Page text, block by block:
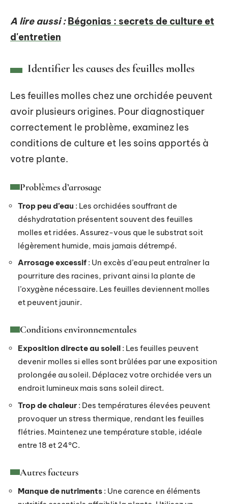
A lire aussi : Bégonias : secrets de culture et
d'entretien
Identifier les causes des feuilles molles
Les feuilles molles chez une orchidée peuvent
avoir plusieurs origines. Pour diagnostiquer
correctement le problème, examinez les
conditions de culture et les soins apportés à
votre plante.
Problèmes d’arrosage
Trop peu d’eau : Les orchidées souffrant de
déshydratation présentent souvent des feuilles
molles et ridées. Assurez-vous que le substrat soit
légèrement humide, mais jamais détrempé.
Arrosage excessif : Un excès d’eau peut entraîner la
pourriture des racines, privant ainsi la plante de
l’oxygène nécessaire. Les feuilles deviennent molles
et peuvent jaunir.
Conditions environnementales
Exposition directe au soleil : Les feuilles peuvent
devenir molles si elles sont brûlées par une exposition
prolongée au soleil. Déplacez votre orchidée vers un
endroit lumineux mais sans soleil direct.
Trop de chaleur : Des températures élevées peuvent
provoquer un stress thermique, rendant les feuilles
flétries. Maintenez une température stable, idéale
entre 18 et 24°C.
Autres facteurs
Manque de nutriments : Une carence en éléments